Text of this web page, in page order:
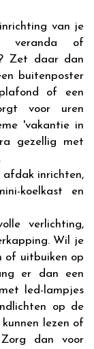
van je
veranda of
Zet daar dan
buitenposter
of een
voor uren
'vakantie in
gezellig met
afdak inrichten,
koelkast en
verlichting,
Wil je
of uitbuiken op
er dan een
led-lampjes
op de
lezen of
dan voor